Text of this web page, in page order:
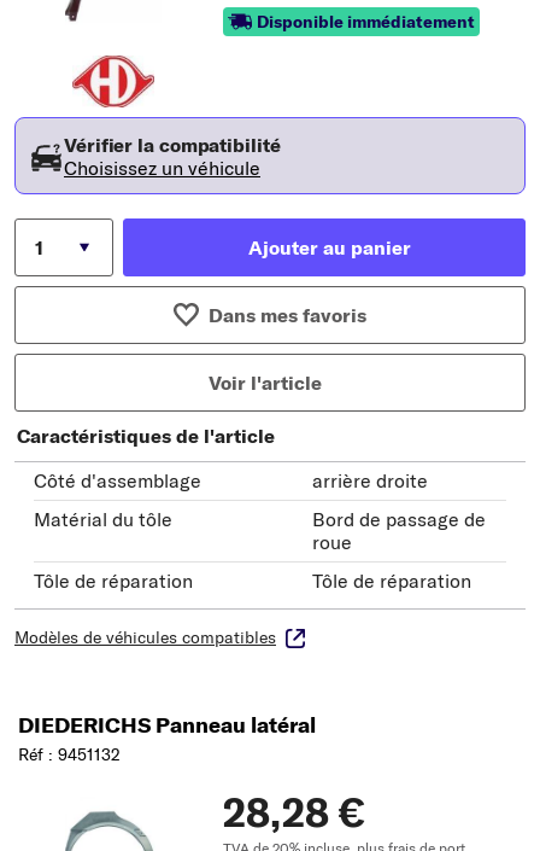
Disponible immédiatement
Vérifier la compatibilité
Choisissez un véhicule
Ajouter au panier
Dans mes favoris
Voir l'article
Caractéristiques de l'article
Côté d'assemblage
arrière droite
Matérial du tôle
Bord de passage de
roue
Tôle de réparation
Tôle de réparation
Modèles de véhicules compatibles
DIEDERICHS Panneau latéral
Réf : 9451132
28,28 €